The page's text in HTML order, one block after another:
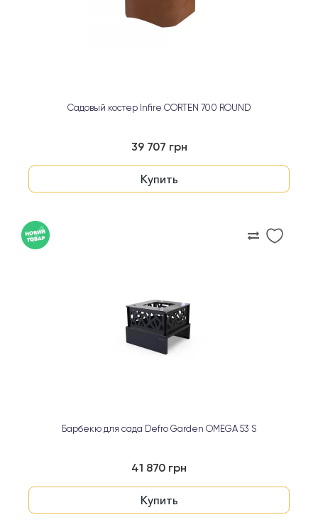
Садовый костер Infire CORTEN 700 ROUND
39 707 грн
Купить
Барбекю для сада Defro Garden OMEGA 53 S
41 870 грн
Купить